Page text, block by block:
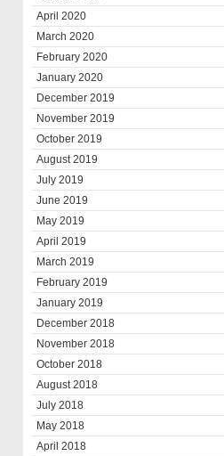
April 2020
March 2020
February 2020
January 2020
December 2019
November 2019
October 2019
August 2019
July 2019
June 2019
May 2019
April 2019
March 2019
February 2019
January 2019
December 2018
November 2018
October 2018
August 2018
July 2018
May 2018
April 2018